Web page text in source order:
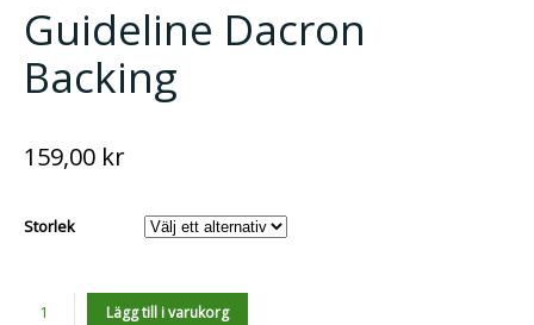
Guideline Dacron
Backing
159,00 kr
Storlek
Antal Lägg till i varukorg